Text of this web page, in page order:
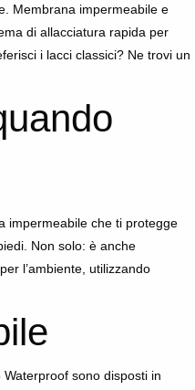
Membrana impermeabile e
di allacciatura rapida per
i lacci classici? Ne trovi un
impermeabile che ti protegge
Non solo: è anche
l’ambiente, utilizzando
sono disposti in